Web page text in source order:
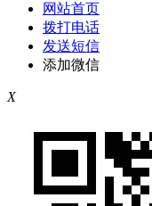
网站首页
拨打电话
发送短信
添加微信
X